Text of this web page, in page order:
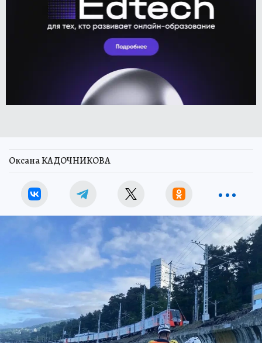
Оксана КАДОЧНИКОВА